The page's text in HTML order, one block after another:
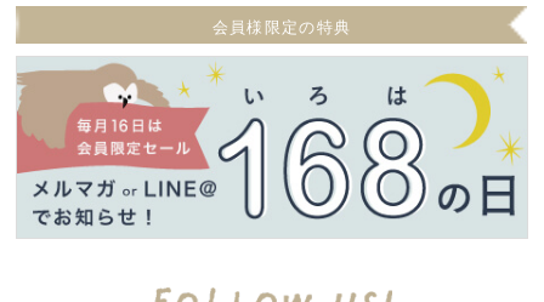
会員様限定の特典